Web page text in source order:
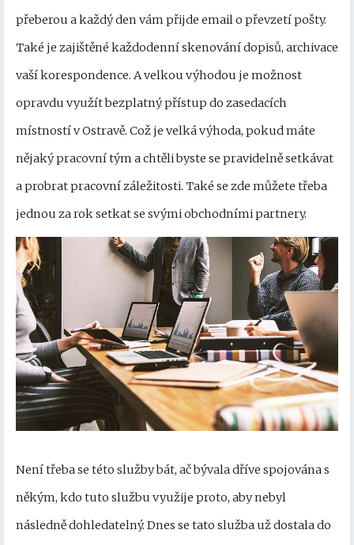
přeberou a každý den vám přijde email o převzetí pošty.
Také je zajištěné každodenní skenování dopisů, archivace
vaší korespondence. A velkou výhodou je možnost
opravdu využít bezplatný přístup do zasedacích
místností v Ostravě. Což je velká výhoda, pokud máte
nějaký pracovní tým a chtěli byste se pravidelně setkávat
a probrat pracovní záležitosti. Také se zde můžete třeba
jednou za rok setkat se svými obchodními partnery.
Není třeba se této služby bát, ač bývala dříve spojována s
někým, kdo tuto službu využije proto, aby nebyl
následně dohledatelný. Dnes se tato služba už dostala do